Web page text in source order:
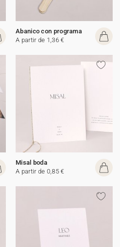
Abanico con programa
A partir de 1,36 €
Misal boda
A partir de 0,85 €